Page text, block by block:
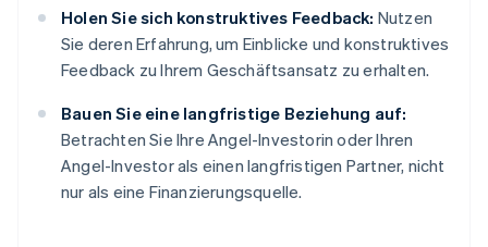
Holen Sie sich konstruktives Feedback: Nutzen
Sie deren Erfahrung, um Einblicke und konstruktives
Feedback zu Ihrem Geschäftsansatz zu erhalten.
Bauen Sie eine langfristige Beziehung auf:
Betrachten Sie Ihre Angel-Investorin oder Ihren
Angel-Investor als einen langfristigen Partner, nicht
nur als eine Finanzierungsquelle.